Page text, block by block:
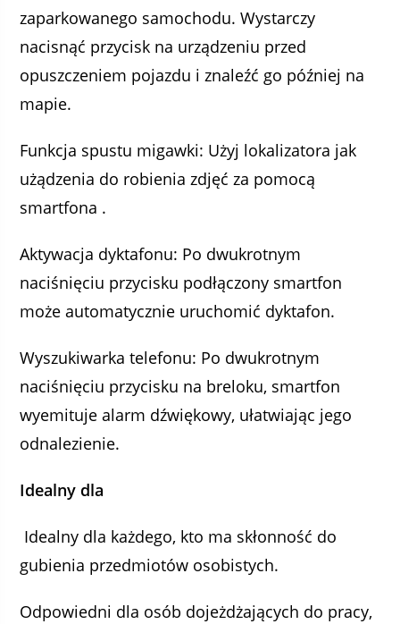
zaparkowanego samochodu. Wystarczy
nacisnąć przycisk na urządzeniu przed
opuszczeniem pojazdu i znaleźć go później na
mapie.
Funkcja spustu migawki: Użyj lokalizatora jak
użądzenia do robienia zdjęć za pomocą
smartfona .
Aktywacja dyktafonu: Po dwukrotnym
naciśnięciu przycisku podłączony smartfon
może automatycznie uruchomić dyktafon.
Wyszukiwarka telefonu: Po dwukrotnym
naciśnięciu przycisku na breloku, smartfon
wyemituje alarm dźwiękowy, ułatwiając jego
odnalezienie.
Idealny dla
Idealny dla każdego, kto ma skłonność do
gubienia przedmiotów osobistych.
Odpowiedni dla osób dojeżdżających do pracy,